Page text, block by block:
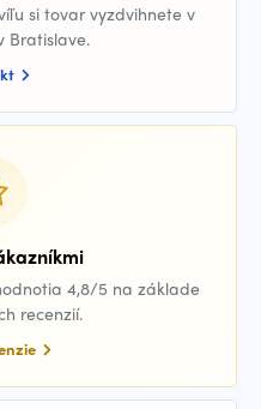
si tovar vyzdvihnete v
Bratislave.
4,8/5 na základe
recenzií.